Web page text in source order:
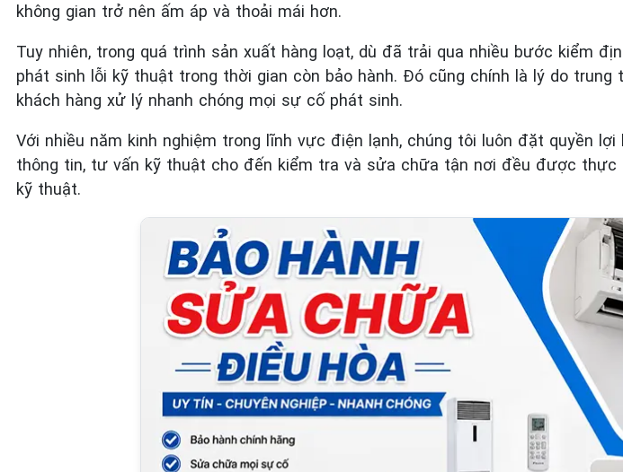
không gian trở nên ấm áp và thoải mái hơn.
Tuy nhiên, trong quá trình sản xuất hàng loạt, dù đã trải qua nhiều bước kiểm
phát sinh lỗi kỹ thuật trong thời gian còn bảo hành. Đó cũng chính là lý do
khách hàng xử lý nhanh chóng mọi sự cố phát sinh.
Với nhiều năm kinh nghiệm trong lĩnh vực điện lạnh, chúng tôi luôn đặt quyền
thông tin, tư vấn kỹ thuật cho đến kiểm tra và sửa chữa tận nơi đều được thực
kỹ thuật.